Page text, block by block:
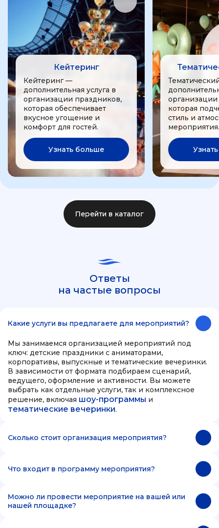
Кейтеринг
Кейтеринг —
дополнительная услуга в
организации праздников,
которая обеспечивает
вкусное угощение и
комфорт для гостей.
Узнать больше
которая
стиль и
мероприятия.
Перейти в каталог
Ответы
на частые вопросы
Какие услуги вы предлагаете для мероприятий?
Мы занимаемся организацией мероприятий под
ключ: детские праздники с аниматорами,
корпоративы, выпускные и тематические вечеринки.
В зависимости от формата подбираем сценарий,
ведущего, оформление и активности. Вы можете
выбрать как отдельные услуги, так и комплексное
решение, включая шоу-программы и
тематические вечеринки.
Сколько стоит организация мероприятия?
Что входит в программу мероприятия?
Можно ли провести мероприятие на вашей или
нашей площадке?